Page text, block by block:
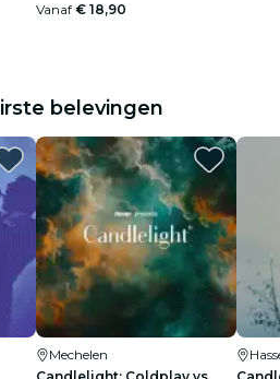
Vanaf € 18,90
belevingen
Mechelen